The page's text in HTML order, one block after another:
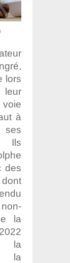
lors
voie
à
ses
Ils
des
la
la
la